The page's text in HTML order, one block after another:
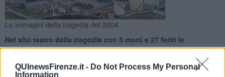
QUInewsFirenze.it - Do Not Process My Personal
Information
Le immagini della tragedia del 2004
Nel sito teatro della tragedia con 5 morti e 27 feriti le
operazioni di dismissione sono concluse. Impianto fuori dalla